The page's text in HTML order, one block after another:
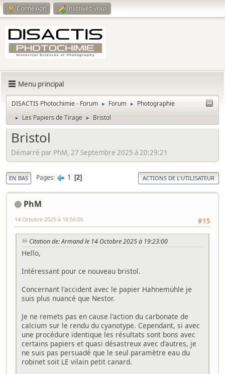
Connexion Inscrivez-vous
Menu principal
DISACTIS Photochimie - Forum ► Forum ► Photographie
► Les Papiers de Tirage ► Bristol
Bristol
Démarré par PhM, 27 Septembre 2025 à 20:29:21
EN BAS Pages 1 2 ACTIONS DE L'UTILISATEUR
PhM
#15
14 Octobre 2025 à 19:56:05
Citation de: Armand le 14 Octobre 2025 à 19:23:00
Hello,
Intéressant pour ce nouveau bristol.
Concernant l'accident avec le papier Hahnemühle je
suis plus nuancé que Nestor.
Je ne remets pas en cause l'action du carbonate de
calcium sur le rendu du cyanotype. Cependant, si avec
une procédure identique les résultats sont bons avec
certains papiers et quasi désastreux avec d'autres, je
ne suis pas persuadé que le seul paramètre eau du
robinet soit LE vilain petit canard.